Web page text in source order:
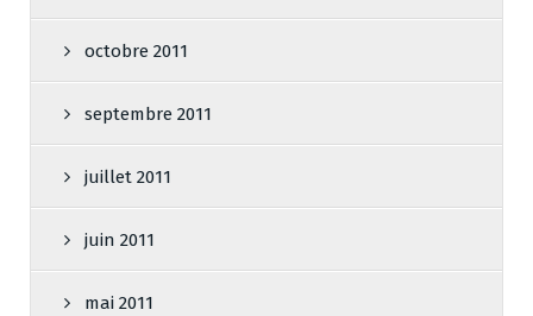
octobre 2011
septembre 2011
juillet 2011
juin 2011
mai 2011